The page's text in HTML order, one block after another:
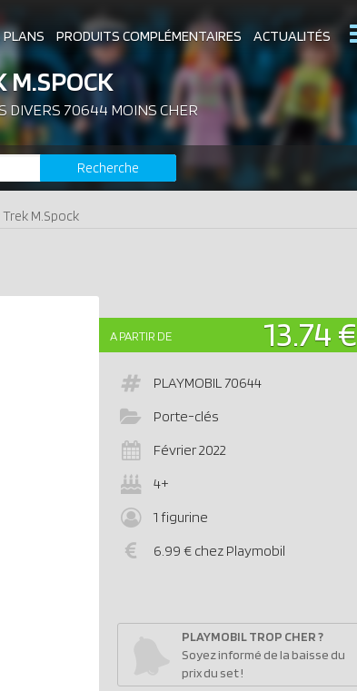
PLANS PRODUITS COMPLÉMENTAIRES ACTUALITÉS
EXPOSITIONS PLAYMOBIL CATALOGUES PLAYMOBIL
LES PLUS CHERS DERNIERS PLAYMOBIL AJOUTÉS
M.SPOCK
DIVERS 70644 MOINS CHER
Recherche
M.Spock
A PARTIR DE 13.74 €
PLAYMOBIL70644
Porte-clés
Février 2022
4+
1 figurine
6.99 € chez Playmobil
PLAYMOBIL TROP CHER ?
Soyez informé de la baisse du
prix du set !